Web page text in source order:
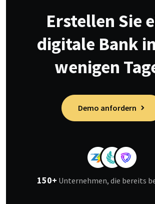
Erstellen Sie
digitale Bank
wenigen
Demo anfordern
150+ Unternehmen, die bereits